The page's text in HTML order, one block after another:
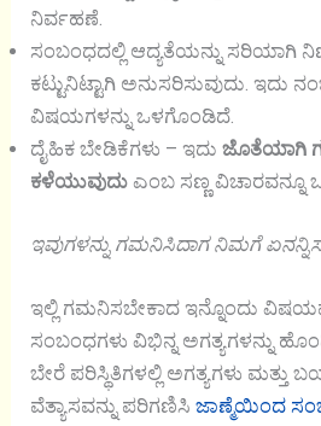
ನಿರ್ವಹಣೆ.
ಸಂಬಂಧದಲ್ಲಿ ಆದ್ಯತೆಯನ್ನು ಸರಿಯಾಗಿ
ಕಟ್ಟುನಿಟ್ಟಾಗಿ ಅನುಸರಿಸುವುದು. ಇದು
ವಿಷಯಗಳನ್ನು ಒಳಗೊಂಡಿದೆ.
ದೈಹಿಕ ಬೇಡಿಕೆಗಳು – ಇದುಜೊತೆಯಾಗಿ
ಕಳೆಯುವುದು ಎಂಬ ಸಣ್ಣ ವಿಚಾರವನ್ನೂ
ಇವುಗಳನ್ನು ಗಮನಿಸಿದಾಗ ನಿಮಗೆ
ಇಲ್ಲಿ ಗಮನಿಸಬೇಕಾದ ಇನ್ನೊಂದು
ಸಂಬಂಧಗಳು ವಿಭಿನ್ನ ಅಗತ್ಯಗಳನ್ನು
ಬೇರೆ ಪರಿಸ್ಥಿತಿಗಳಲ್ಲಿ ಅಗತ್ಯಗಳು ಮತ್ತು
ವೆತ್ಯಾಸವನ್ನು ಪರಿಗಣಿಸಿಜಾಣ್ಮೆಯಿಂದ